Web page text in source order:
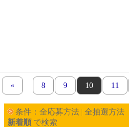
« previous set of pages
page
8 page
9 page
10 page
11
条件：全応募方法 | 全抽選方法
新着順 で検索